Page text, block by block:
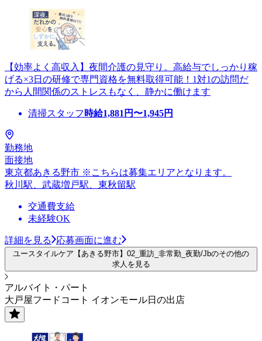
【効率よく高収入】夜間介護の見守り。高給与でしっかり稼
げる×3日の研修で専門資格を無料取得可能！1対1の訪問だ
から人間関係のストレスもなく、静かに働けます
清掃スタッフ 時給1,881 円〜1,945円
勤務地
面接地
東京都あきる野市 ※こちらは募集エリアとなります。
秋川駅、武蔵増戸駅、東秋留駅
交通費支給
未経験OK
詳細を見る 応募画面に進む
ユースタイルケア【あきる野市】02_重訪_非常勤_夜勤/Jbのその他の
求人を見る
アルバイト・パート
大戸屋フードコート イオンモール日の出店